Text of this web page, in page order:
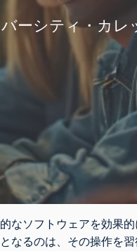
ーシティ・カレ
なソフトウェアを効果
なるのは、その操作を